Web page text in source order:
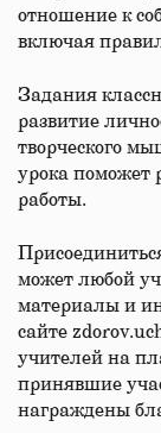
отношение к
включая
Задания
развитие
творческого
урока поможет
работы.
может любой
материалы и
сайте
учителей на
принявшие
награждены